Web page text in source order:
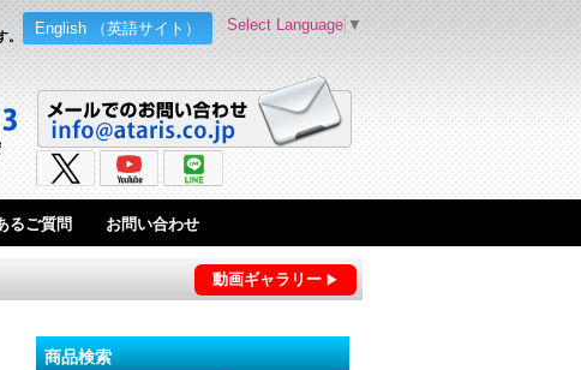
English （英語サイト）
。
Select Language ▼
るご質問 お問い合わせ
動画ギャラリー
商品検索